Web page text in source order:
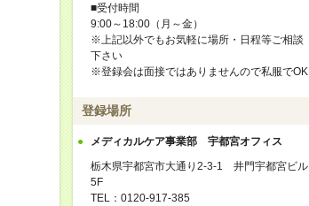
■受付時間
9:00～18:00（月～金）
※上記以外でもお気軽に場所・日程等ご相談
下さい
※登録会は面接ではありませんので私服でOK
登録場所
メディカルケア事業部 宇都宮オフィス
栃木県宇都宮市大通り2-3-1 井門宇都宮ビル
5F
TEL：0120-917-385